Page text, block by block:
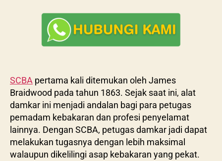
SCBA pertama kali ditemukan oleh James
Braidwood pada tahun 1863. Sejak saat ini, alat
damkar ini menjadi andalan bagi para petugas
pemadam kebakaran dan profesi penyelamat
lainnya. Dengan SCBA, petugas damkar jadi dapat
melakukan tugasnya dengan lebih maksimal
walaupun dikelilingi asap kebakaran yang pekat.